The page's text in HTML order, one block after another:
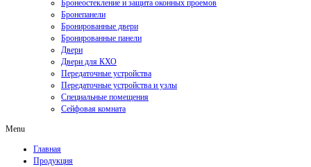
Бронеостекление и защита оконных проемов
Бронепанели
Бронированные двери
Бронированные панели
Двери
Двери для КХО
Передаточные устройства
Передаточные устройства и узлы
Специальные помещения
Сейфовая комната
Menu
Главная
Продукция